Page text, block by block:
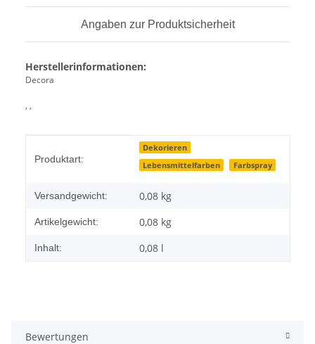
Angaben zur Produktsicherheit
Herstellerinformationen:
Decora
, ,
Produktart:
Dekorieren
Lebensmittelfarben
Farbspray
Versandgewicht: 0,08 kg
Artikelgewicht: 0,08 kg
Inhalt: 0,08 l
Bewertungen